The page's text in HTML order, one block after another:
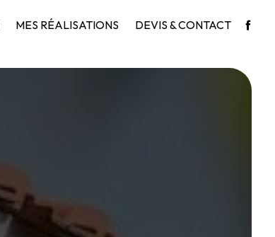
MES RÉALISATIONS DEVIS & CONTACT